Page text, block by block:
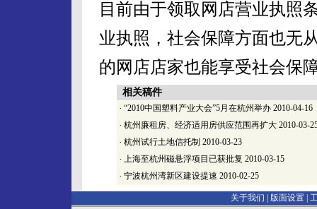
目前由于领取网店营业执照
业执照，社会保障方面也无
的网店店家也能享受社会保
相关稿件
· “2010中国塑料产业大会”5月在杭州举办 2010-04-16
· 杭州廉租房、经济适用房供应范围再扩大 2010-03-
· 杭州试行土地信托制 2010-03-23
· 上海至杭州磁悬浮项目已获批复 2010-03-15
· 宁波杭州湾新区建设提速 2010-02-25
关于我们 | 版面设置